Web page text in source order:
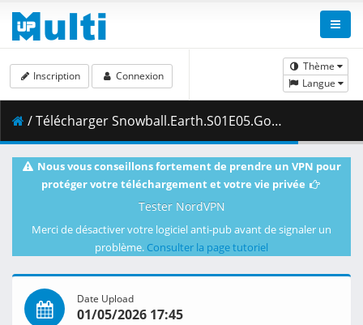
Thème
Langue
Inscription Connexion
/ Télécharger Snowball.Earth.S01E05.Good.Job.1080p.NF.WEB-DL.DUAL.AAC2.0.H.264-VARYG.mkv.002 ( 432.18 MB )
Nous vous conseillons fortement de prendre un VPN pour
protéger votre téléchargement et votre vie privée
Tester NordVPN
Merci de désactiver votre logiciel anti-pub avant de signaler un
problème. Consulter la page tutoriel
Date Upload
01/05/2026 17:45